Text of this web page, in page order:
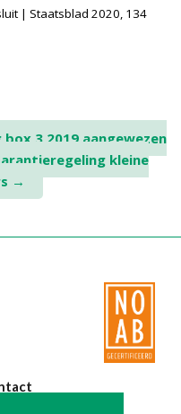
| Staatsblad 2020, 134
3 2019 aangewezen
kleine
→